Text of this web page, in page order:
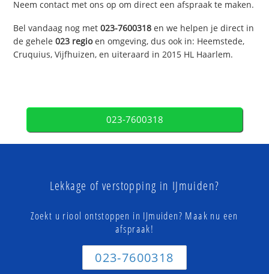
Neem contact met ons op om direct een afspraak te maken.
Bel vandaag nog met023-7600318 en we helpen je direct in
de gehele023 regioen omgeving, dus ook in: Heemstede,
Cruquius, Vijfhuizen, en uiteraard in 2015 HL Haarlem.
023-7600318
Lekkage of verstopping in IJmuiden?
Zoekt u riool ontstoppen in IJmuiden? Maak nu een
afspraak!
023-7600318